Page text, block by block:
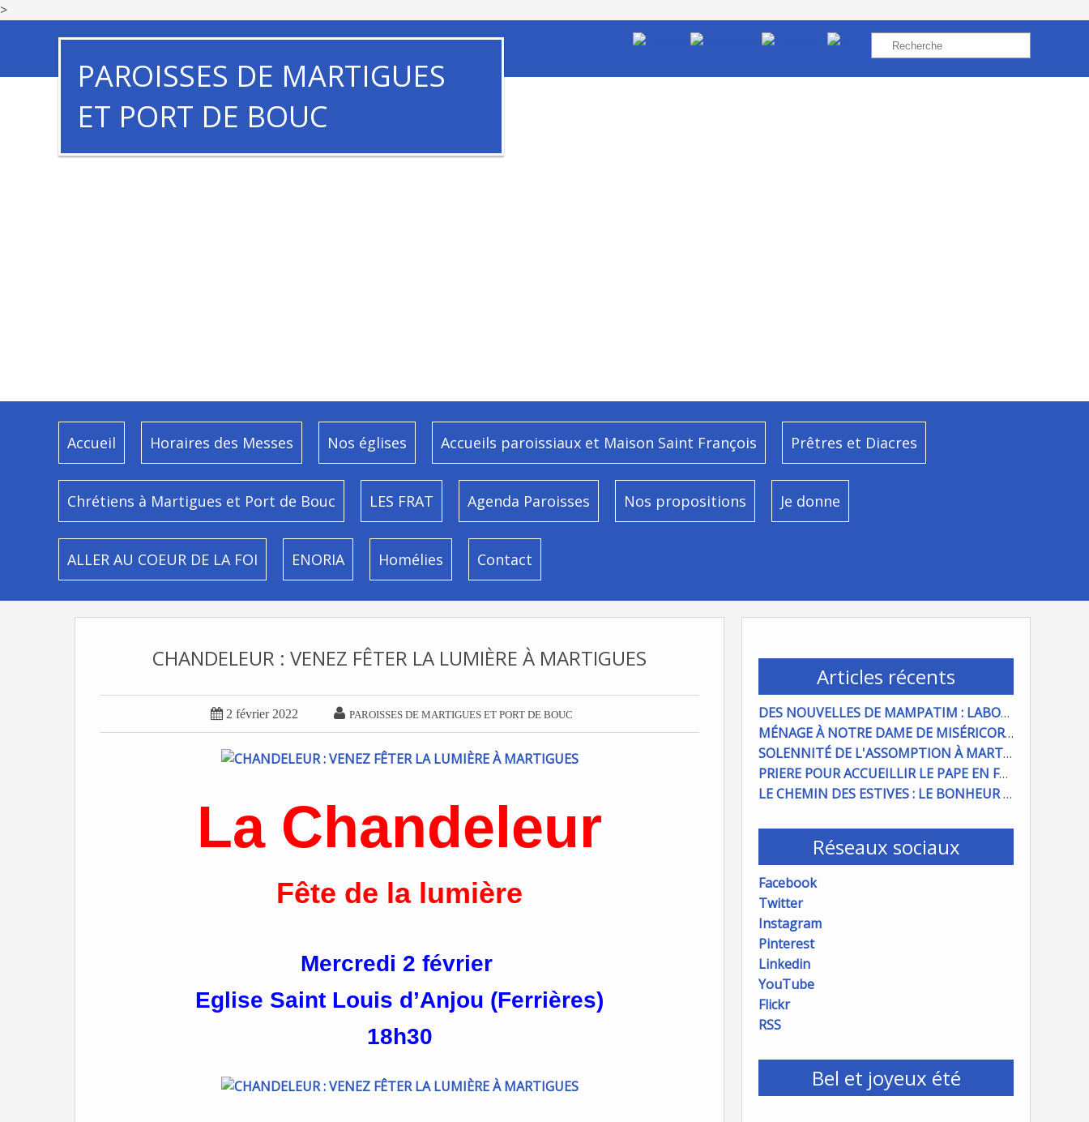
>
PAROISSES DE MARTIGUES
ET PORT DE BOUC
Accueil Horaires des Messes Nos églises Accueils paroissiaux et Maison Saint François Prêtres et Diacres
Chrétiens à Martigues et Port de Bouc LES FRAT Agenda Paroisses Nos propositions Je donne
ALLER AU COEUR DE LA FOI ENORIA Homélies Contact
Articles récents
DES NOUVELLES DE MAMPATIM : LABOUR DU CHAMP PAROISSIAL
MÉNAGE À NOTRE DAME DE MISÉRICORDE : ON COMPTE SUR VOUS !
SOLENNITÉ DE L'ASSOMPTION À MARTIGUES ET PORT DE BOUC
PRIERE POUR ACCUEILLIR LE PAPE EN FRANCE
LE CHEMIN DES ESTIVES : LE BONHEUR À PORTÉE DE MAIN
Réseaux sociaux
Facebook
Twitter
Instagram
Pinterest
Linkedin
YouTube
Flickr
RSS
Bel et joyeux été
CHANDELEUR : VENEZ FÊTER LA LUMIÈRE À MARTIGUES
 2 février 2022  PAROISSES DE MARTIGUES ET PORT DE BOUC
La Chandeleur
Fête de la lumière
Mercredi 2 février
Eglise Saint Louis d’Anjou (Ferrières)
18h30